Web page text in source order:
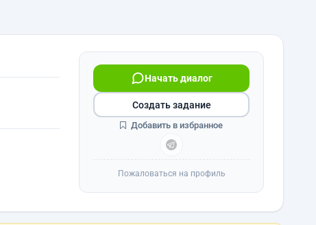
Начать диалог
Создать задание
Добавить в избранное
Пожаловаться на профиль